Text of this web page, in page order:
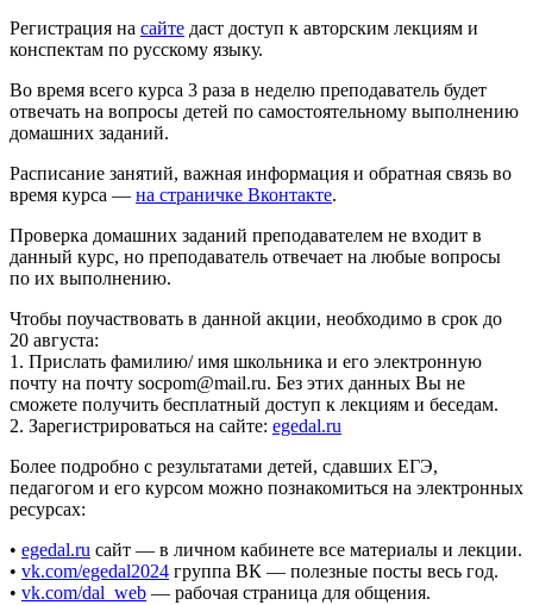
Регистрация на сайте даст доступ к авторским лекциям и
конспектам по русскому языку.
Во время всего курса 3 раза в неделю преподаватель будет
отвечать на вопросы детей по самостоятельному выполнению
домашних заданий.
Расписание занятий, важная информация и обратная связь во
время курса — на страничке Вконтакте.
Проверка домашних заданий преподавателем не входит в
данный курс, но преподаватель отвечает на любые вопросы
по их выполнению.
Чтобы поучаствовать в данной акции, необходимо в срок до
20 августа:
1. Прислать фамилию/ имя школьника и его электронную
почту на почту socpom@mail.ru. Без этих данных Вы не
сможете получить бесплатный доступ к лекциям и беседам.
2. Зарегистрироваться на сайте: egedal.ru
Более подробно с результатами детей, сдавших ЕГЭ,
педагогом и его курсом можно познакомиться на электронных
ресурсах:
• egedal.ru сайт — в личном кабинете все материалы и лекции.
• vk.com/egedal2024 группа ВК — полезные посты весь год.
• vk.com/dal_web — рабочая страница для общения.